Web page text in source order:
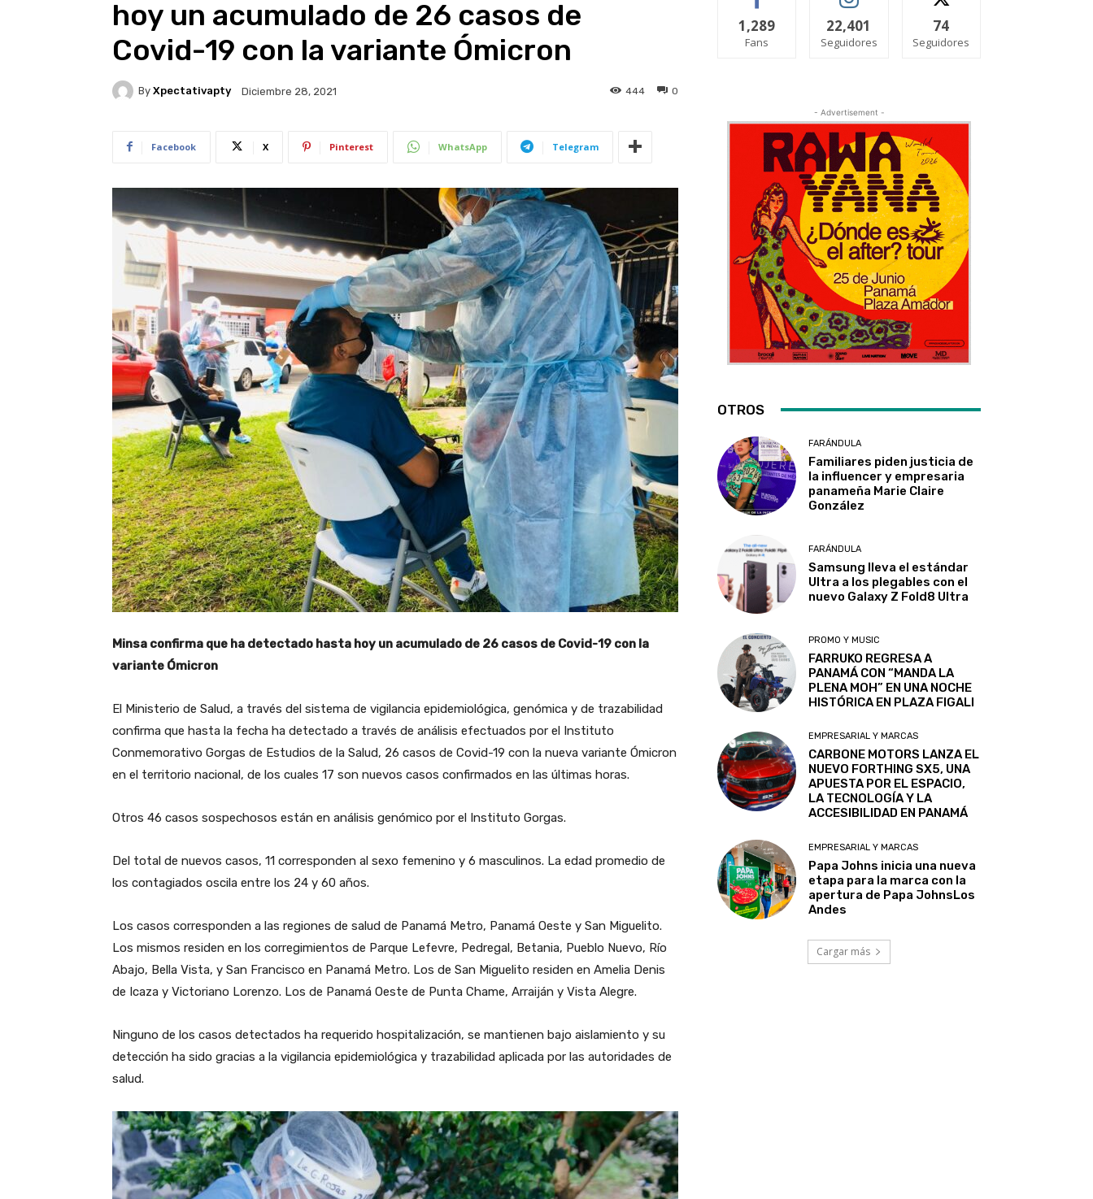
hoy un acumulado de 26 casos de
Covid-19 con la variante Ómicron
By Xpectativapty Diciembre 28, 2021 0
444
Facebook X Pinterest WhatsApp Telegram
Minsa confirma que ha detectado hasta hoy un acumulado de 26 casos de Covid-19 con la
variante Ómicron
El Ministerio de Salud, a través del sistema de vigilancia epidemiológica, genómica y de trazabilidad
confirma que hasta la fecha ha detectado a través de análisis efectuados por el Instituto
Conmemorativo Gorgas de Estudios de la Salud, 26 casos de Covid-19 con la nueva variante Ómicron
en el territorio nacional, de los cuales 17 son nuevos casos confirmados en las últimas horas.
Otros 46 casos sospechosos están en análisis genómico por el Instituto Gorgas.
Del total de nuevos casos, 11 corresponden al sexo femenino y 6 masculinos. La edad promedio de
los contagiados oscila entre los 24 y 60 años.
Los casos corresponden a las regiones de salud de Panamá Metro, Panamá Oeste y San Miguelito.
Los mismos residen en los corregimientos de Parque Lefevre, Pedregal, Betania, Pueblo Nuevo, Río
Abajo, Bella Vista, y San Francisco en Panamá Metro. Los de San Miguelito residen en Amelia Denis
de Icaza y Victoriano Lorenzo. Los de Panamá Oeste de Punta Chame, Arraiján y Vista Alegre.
Ninguno de los casos detectados ha requerido hospitalización, se mantienen bajo aislamiento y su
detección ha sido gracias a la vigilancia epidemiológica y trazabilidad aplicada por las autoridades de
salud.
1,289
Fans
22,401
Seguidores
74
Seguidores
- Advertisement -
OTROS
FARÁNDULA
Familiares piden justicia de
la influencer y empresaria
panameña Marie Claire
González
FARÁNDULA
Samsung lleva el estándar
Ultra a los plegables con el
nuevo Galaxy Z Fold8 Ultra
PROMO Y MUSIC
FARRUKO REGRESA A
PANAMÁ CON “MANDA LA
PLENA MOH” EN UNA NOCHE
HISTÓRICA EN PLAZA FIGALI
EMPRESARIAL Y MARCAS
CARBONE MOTORS LANZA EL
NUEVO FORTHING SX5, UNA
APUESTA POR EL ESPACIO,
LA TECNOLOGÍA Y LA
ACCESIBILIDAD EN PANAMÁ
EMPRESARIAL Y MARCAS
Papa Johns inicia una nueva
etapa para la marca con la
apertura de Papa JohnsLos
Andes
Cargar más